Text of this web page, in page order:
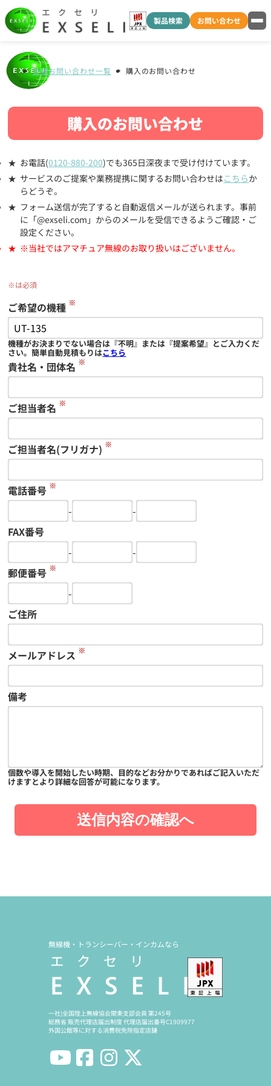
製品検索 お問い合わせ
各種お問い合わせ一覧 購入のお問い合わせ
購入のお問い合わせ
お電話(0120-880-200)でも365日深夜まで受け付けています。
サービスのご提案や業務提携に関するお問い合わせはこちらか
らどうぞ。
フォーム送信が完了すると自動返信メールが送られます。事前
に「@exseli.com」からのメールを受信できるようご確認・ご
設定ください。
※当社ではアマチュア無線のお取り扱いはございません。
※は必須
ご希望の機種 ※
機種がお決まりでない場合は『不明』または『提案希望』とご入力くだ
さい。簡単自動見積もりはこちら
貴社名・団体名 ※
ご担当者名 ※
ご担当者名(フリガナ) ※
電話番号 ※
-
-
FAX番号
-
-
郵便番号 ※
-
ご住所
メールアドレス ※
備考
個数や導入を開始したい時期、目的などお分かりであればご記入いただ
けますとより詳細な回答が可能になります。
送信内容の確認へ
無線機・トランシーバー・インカムなら
一社)全国陸上無線協会関東支部会員 第245号
総務省 販売代理店届出制度 代理店届出番号C1909977
外国公館等に対する消費税免除指定店舗